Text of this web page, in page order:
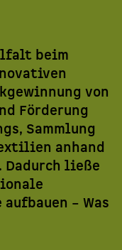
beim
von
Förderung
Sammlung
anhand
Dadurch ließe
– Was